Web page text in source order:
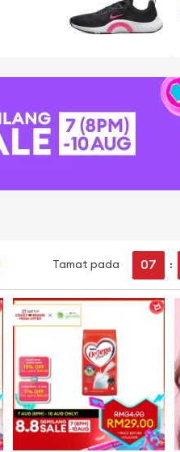
Tamat pada 07 :